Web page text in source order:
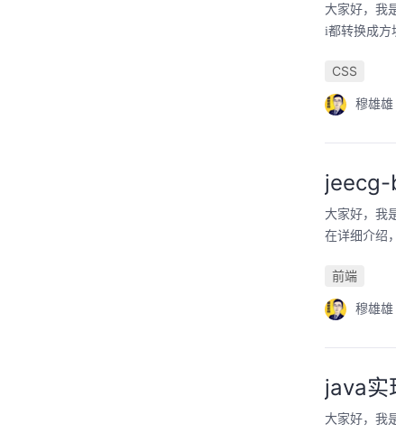
大家好，我
i都转换成方
CSS
穆雄雄
jeecg-
大家好，我
在详细介绍
前端
穆雄雄
java实
大家好，我